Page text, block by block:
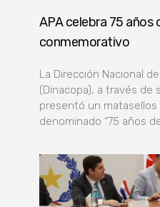
APA celebra 75 años
conmemorativo
La Dirección Nacional
(Dinacopa), a través de
presentó un
denominado “75 años